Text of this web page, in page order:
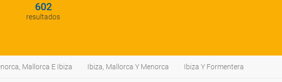
602
resultados
Mallorca E Ibiza Ibiza, Mallorca Y Menorca Ibiza Y Formentera